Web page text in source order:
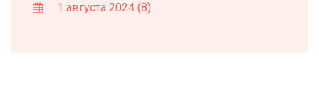
1 августа 2024 (8)